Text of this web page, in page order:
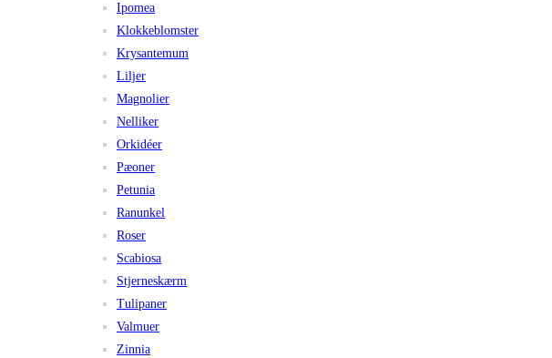
Ipomea
Klokkeblomster
Krysantemum
Liljer
Magnolier
Nelliker
Orkidéer
Pæoner
Petunia
Ranunkel
Roser
Scabiosa
Stjerneskærm
Tulipaner
Valmuer
Zinnia